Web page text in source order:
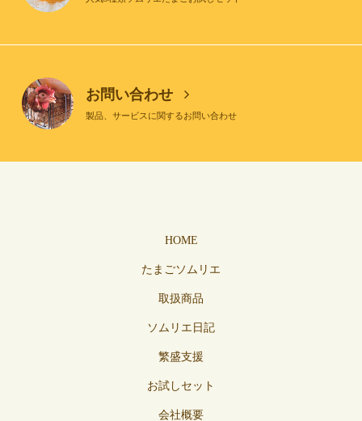
お問い合わせ
製品、サービスに関するお問い合わせ
HOME
たまごソムリエ
取扱商品
ソムリエ日記
繁盛支援
お試しセット
会社概要